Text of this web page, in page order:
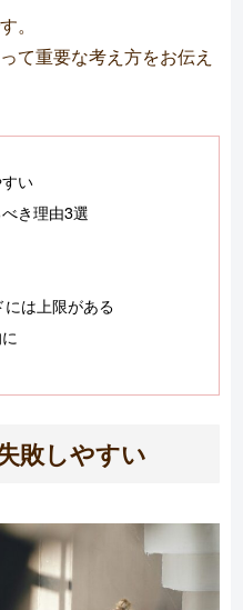
。
て重要な考え方をお伝え
い
き理由3選
は上限がある
敗しやすい